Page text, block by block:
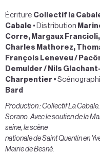
Écriture Collectif la
Cabale • Distribution
Corre, Margaux
Charles Mathorez,
François Leneveu /
Demulder / Nils
Charpentier •
Bard
Production : Collectif La
Sorano. Avec le soutien de la
seine, la scène
nationale de Saint Quentin en
Mairie de Besné.